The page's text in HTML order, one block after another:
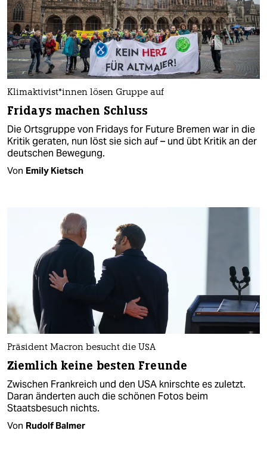
Kli­mak­ti­vis­t*in­nen lösen Gruppe auf
Fridays machen Schluss
Die Ortsgruppe von Fridays for Future Bremen war in die
Kritik geraten, nun löst sie sich auf – und übt Kritik an der
deutschen Bewegung.
Von Emily Kietsch
Präsident Macron besucht die USA
Ziemlich keine besten Freunde
Zwischen Frankreich und den USA knirschte es zuletzt.
Daran änderten auch die schönen Fotos beim
Staatsbesuch nichts.
Von Rudolf Balmer